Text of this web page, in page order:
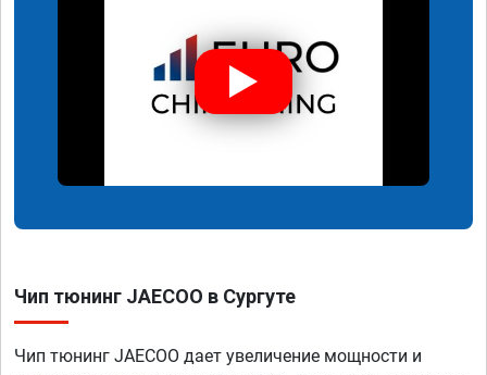
Чип тюнинг JAECOO в Сургуте
Чип тюнинг JAECOO дает увеличение мощности и